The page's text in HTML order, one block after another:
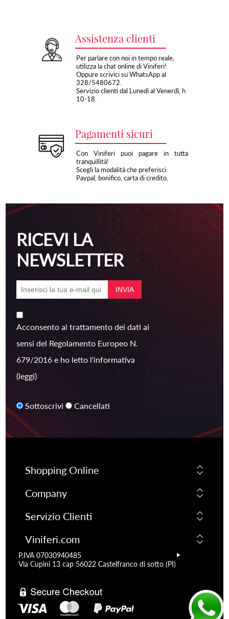
Assistenza clienti
Per parlare con noi in tempo reale,
utilizza la chat online di Viniferi!
Oppure scrivici su WhatsApp al
328/5480672.
Servizio clienti dal Lunedì al Venerdì, h
10-18.
Pagamenti sicuri
Con Viniferi puoi pagare in tutta
tranquillità!
Scegli la modalità che preferisci:
Paypal, bonifico, carta di credito.
RICEVI LA
NEWSLETTER
Acconsento al trattamento dei dati ai
sensi del Regolamento Europeo N.
679/2016 e ho letto l'informativa
(leggi)
Sottoscrivi Cancellati
Shopping Online
Company
Servizio Clienti
Viniferi.com
P.IVA 07030940485
Via Cupini 13 cap 56022 Castelfranco di sotto (PI)